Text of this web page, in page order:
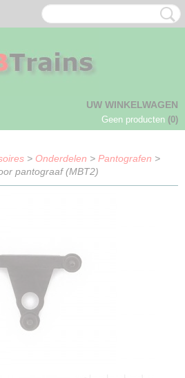
UW WINKELWAGEN
Geen producten (0)
> Onderdelen > Pantografen >
pantograaf (MBT2)